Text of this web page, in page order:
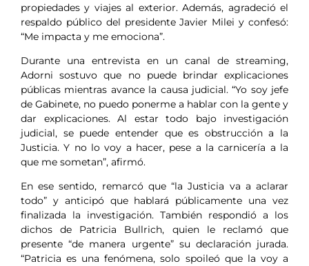
propiedades y viajes al exterior. Además, agradeció el
respaldo público del presidente Javier Milei y confesó:
“Me impacta y me emociona”.
Durante una entrevista en un canal de streaming,
Adorni sostuvo que no puede brindar explicaciones
públicas mientras avance la causa judicial. “Yo soy jefe
de Gabinete, no puedo ponerme a hablar con la gente y
dar explicaciones. Al estar todo bajo investigación
judicial, se puede entender que es obstrucción a la
Justicia. Y no lo voy a hacer, pese a la carnicería a la
que me sometan”, afirmó.
En ese sentido, remarcó que “la Justicia va a aclarar
todo” y anticipó que hablará públicamente una vez
finalizada la investigación. También respondió a los
dichos de Patricia Bullrich, quien le reclamó que
presente “de manera urgente” su declaración jurada.
“Patricia es una fenómena, solo spoileó que la voy a